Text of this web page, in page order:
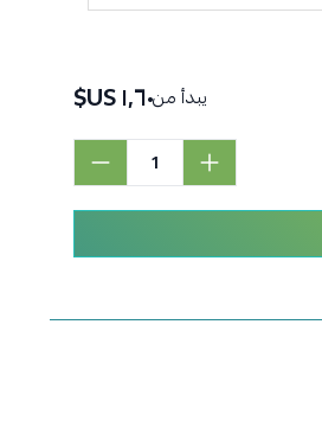
يبدأ من١٫٦٠ US$